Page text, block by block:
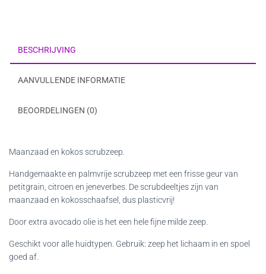
BESCHRIJVING
AANVULLENDE INFORMATIE
BEOORDELINGEN (0)
Maanzaad en kokos scrubzeep.
Handgemaakte en palmvrije scrubzeep met een frisse geur van
petitgrain, citroen en jeneverbes. De scrubdeeltjes zijn van
maanzaad en kokosschaafsel, dus plasticvrij!
Door extra avocado olie is het een hele fijne milde zeep.
Geschikt voor alle huidtypen. Gebruik: zeep het lichaam in en spoel
goed af.